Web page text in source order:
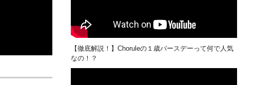
【徹底解説！】Choruleの１歳バースデーって何で人気
なの！？